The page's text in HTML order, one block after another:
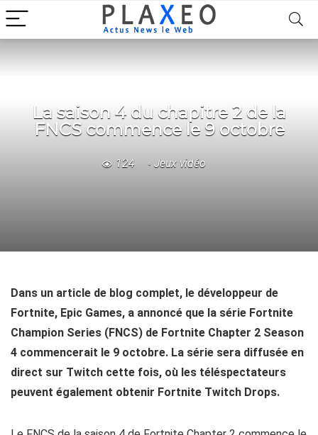
La saison 4 du chapitre 2 de la
FNCS commence le 9 octobre
124 Jeux vidéo
Dans un article de blog complet, le développeur de
Fortnite, Epic Games, a annoncé que la série Fortnite
Champion Series (FNCS) de Fortnite Chapter 2 Season
4 commencerait le 9 octobre. La série sera diffusée en
direct sur Twitch cette fois, où les téléspectateurs
peuvent également obtenir Fortnite Twitch Drops.